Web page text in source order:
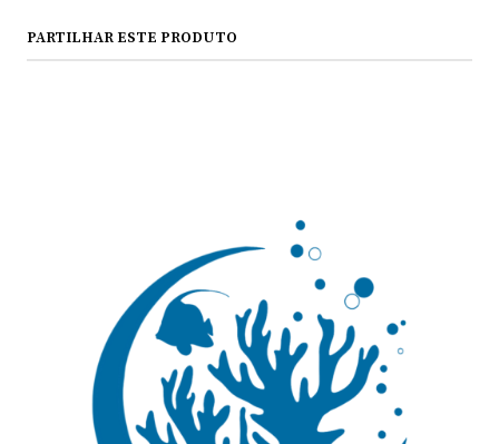
PARTILHAR ESTE PRODUTO